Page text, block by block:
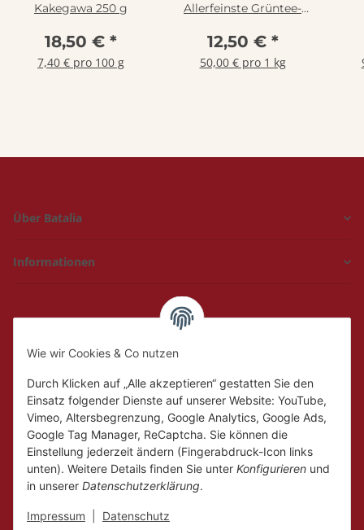
Wie wir Cookies & Co nutzen
Durch Klicken auf „Alle akzeptieren“ gestatten Sie den
Einsatz folgender Dienste auf unserer Website: YouTube,
Vimeo, Altersbegrenzung, Google Analytics, Google Ads,
Google Tag Manager, ReCaptcha. Sie können die
Einstellung jederzeit ändern (Fingerabdruck-Icon links
unten). Weitere Details finden Sie unter Konfigurieren und
in unserer Datenschutzerklärung.
Impressum Datenschutz
Kakegawa 250 g
18,50 € *
7,40 € pro 100 g
Allerfeinste Grüntee-
12,50 € *
50,00 € pro 1 kg
Über Batalia
Informationen
Hückelhoven und
Di. - Fr.
10:00 - 18:00
10:00 - 14:00